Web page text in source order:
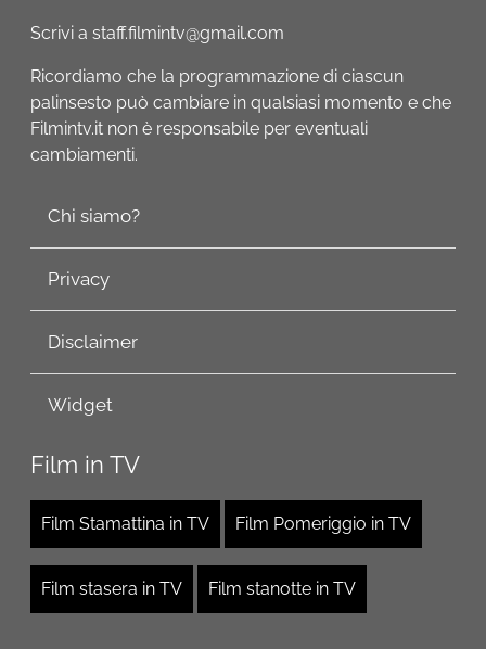
Scrivi a staff.filmintv@gmail.com
Ricordiamo che la programmazione di ciascun
palinsesto può cambiare in qualsiasi momento e che
Filmintv.it non è responsabile per eventuali
cambiamenti.
Chi siamo?
Privacy
Disclaimer
Widget
Film in TV
Film Stamattina in TV Film Pomeriggio in TV
Film stasera in TV Film stanotte in TV